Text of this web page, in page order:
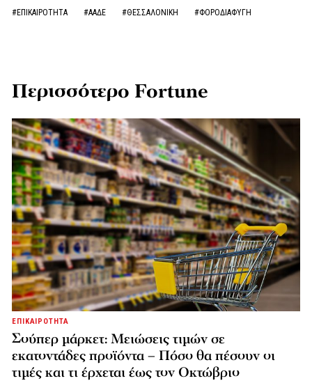
#ΕΠΙΚΑΙΡΟΤΗΤΑ #ΑΑΔΕ #ΘΕΣΣΑΛΟΝΙΚΗ #ΦΟΡΟΔΙΑΦΥΓΗ
Περισσότερο Fortune
ΕΠΙΚΑΙΡΟΤΗΤΑ
Σούπερ μάρκετ: Μειώσεις τιμών σε
εκατοντάδες προϊόντα – Πόσο θα πέσουν οι
τιμές και τι έρχεται έως τον Οκτώβριο